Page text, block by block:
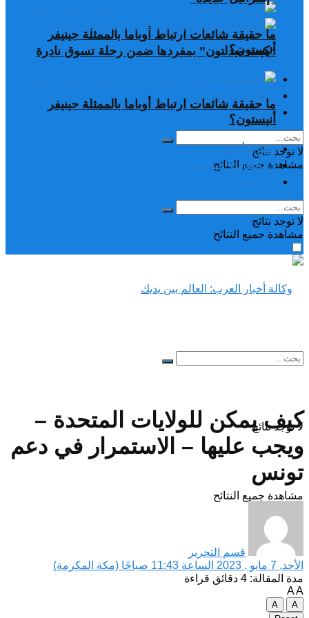
ما حقيقة شائعات ارتباط أوباما بالممثلة جينيفر
أنيستون؟
تغريدات
دراسات وبحوث
رياضة
لا توجد نتائج
مشاهدة جميع النتائح
“كيت ميدلتون” بمفردها ضمن رحلة تسوق نادرة
ما حقيقة شائعات ارتباط أوباما بالممثلة جينيفر
أنيستون؟
تغريدات
دراسات وبحوث
لا توجد نتائج
مشاهدة جميع النتائح
لا توجد نتائج
مشاهدة جميع النتائح
كيف يمكن للولايات المتحدة –
ويجب عليها – الاستمرار في دعم
تونس
قسم التحرير
الأحد, 7 مايو , 2023 الساعة 11:43 صباحًا (مكة المكرمة)
مدة المقالة: 4 دقائق قراءة
AA
A
A